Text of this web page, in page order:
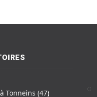
Tonneins (47)